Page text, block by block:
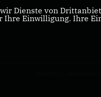
Dienste von
Ihre Einwilligung. Ihre